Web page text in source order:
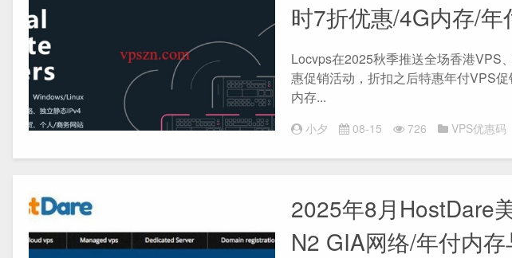
时7折优惠/4G内存/年
Locvps在2025秋季推送全场香港VPS
惠促销活动，折扣之后特惠年付VPS
内存...
小夕 08-15 726 VPS优惠码
2025年8月HostDare
N2 GIA网络/年付内